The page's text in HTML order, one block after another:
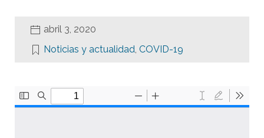
abril 3, 2020
Noticias y actualidad, COVID-19